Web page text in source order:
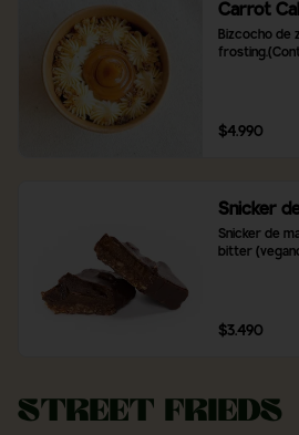
Carrot
Bizcocho de
$4.990
Snicker
Snicker de
bitter
$3.490
Street Frieds